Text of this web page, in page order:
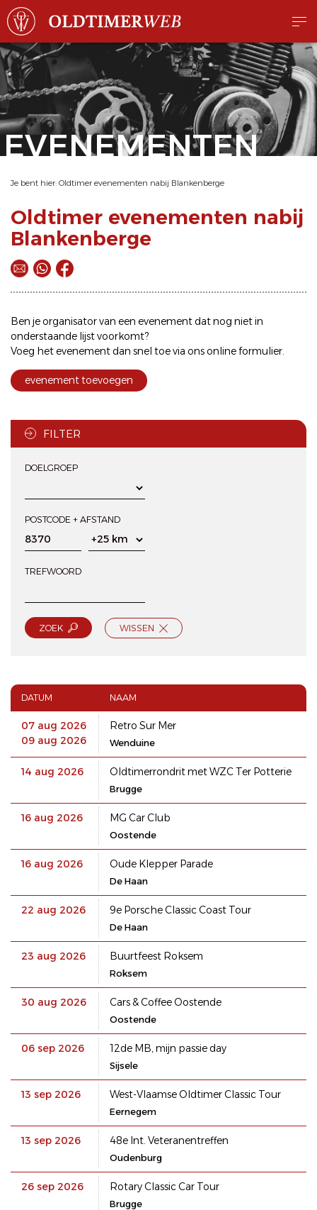
EVENEMENTEN
Je bent hier: Oldtimer evenementen nabij Blankenberge
Oldtimer evenementen nabij
Blankenberge
Ben je organisator van een evenement dat nog niet in
onderstaande lijst voorkomt?
Voeg het evenement dan snel toe via onsonline formulier.
evenement toevoegen
FILTER
DOELGROEP
POSTCODE + AFSTAND
TREFWOORD
ZOEK WISSEN
DATUM NAAM
07 aug 2026
09 aug 2026
Retro Sur Mer
Wenduine
14 aug 2026 Oldtimerrondrit met WZC Ter Potterie
Brugge
16 aug 2026 MG Car Club
Oostende
16 aug 2026 Oude Klepper Parade
De Haan
22 aug 2026 9e Porsche Classic Coast Tour
De Haan
23 aug 2026 Buurtfeest Roksem
Roksem
30 aug 2026 Cars & Coffee Oostende
Oostende
06 sep 2026 12de MB, mijn passie day
Sijsele
13 sep 2026 West-Vlaamse Oldtimer Classic Tour
Eernegem
13 sep 2026 48e Int. Veteranentreffen
Oudenburg
26 sep 2026 Rotary Classic Car Tour
Brugge